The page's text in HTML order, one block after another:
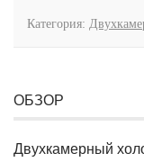
Категория:
ОБЗОР
Двухкамерный